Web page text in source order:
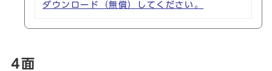
ダウンロード（無償）してください。
4面